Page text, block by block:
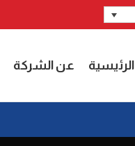
الرئيسية عن الشركة